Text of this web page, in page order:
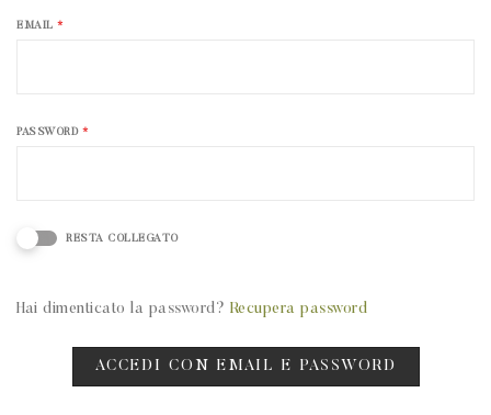
EMAIL *
PASSWORD *
RESTA COLLEGATO
Hai dimenticato la password? Recupera password
ACCEDI CON EMAIL E PASSWORD